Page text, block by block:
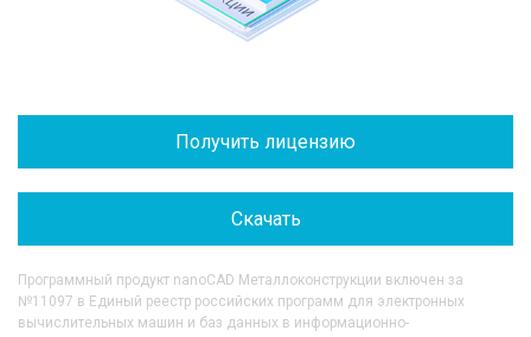
Получить лицензию
Скачать
Программный продукт nanoCAD Металлоконструкции включен за
№11097 в Единый реестр российских программ для электронных
вычислительных машин и баз данных в информационно-